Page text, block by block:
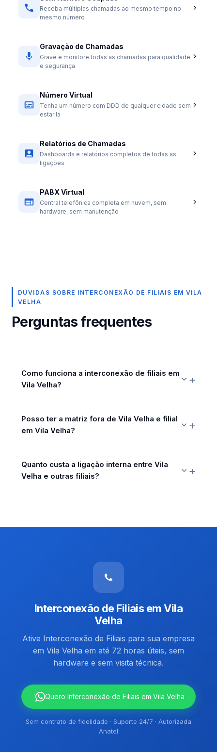
Receba múltiplas chamadas ao mesmo tempo no
mesmo número
Gravação de Chamadas
Grave e monitore todas as chamadas para qualidade
e segurança
Número Virtual
Tenha um número com DDD de qualquer cidade sem
estar lá
Relatórios de Chamadas
Dashboards e relatórios completos de todas as
ligações
PABX Virtual
Central telefônica completa em nuvem, sem
hardware, sem manutenção
DÚVIDAS SOBRE INTERCONEXÃO DE FILIAIS EM VILA
VELHA
Perguntas frequentes
Como funciona a interconexão de filiais em
Vila Velha?
Posso ter a matriz fora de Vila Velha e filial
em Vila Velha?
Quanto custa a ligação interna entre Vila
Velha e outras filiais?
Interconexão de Filiais em Vila
Velha
Ative Interconexão de Filiais para sua empresa
em Vila Velha em até 72 horas úteis, sem
hardware e sem visita técnica.
` Quero Interconexão de Filiais em Vila Velha
Sem contrato de fidelidade · Suporte 24/7 · Autorizada
Anatel